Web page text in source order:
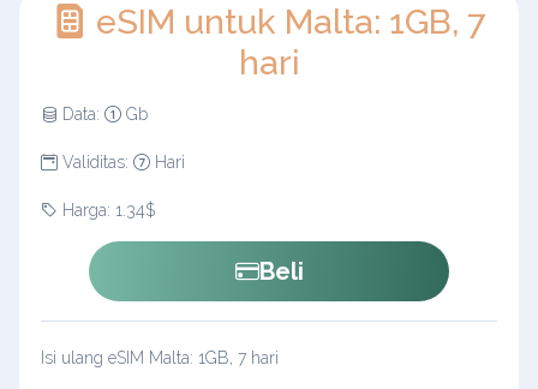
eSIM untuk Malta: 1GB, 7
hari
Data: Gb
Validitas: Hari
Harga: 1.34$
Beli
Isi ulang eSIM Malta: 1GB, 7 hari